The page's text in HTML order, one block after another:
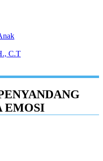
C.T
EMOSI